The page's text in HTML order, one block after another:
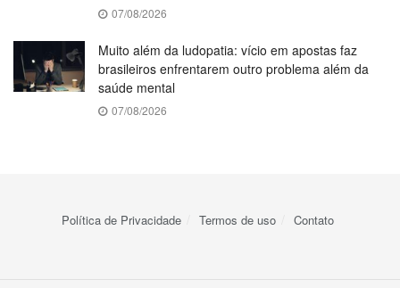
07/08/2026
Muito além da ludopatia: vício em apostas faz
brasileiros enfrentarem outro problema além da
saúde mental
07/08/2026
Política de Privacidade Termos de uso Contato